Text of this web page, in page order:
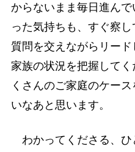
からないまま毎日進ん
った気持ちも、すぐ察
質問を交えながらリー
家族の状況を把握して
くさんのご家庭のケー
いなあと思います。
わかってくださる、ひ